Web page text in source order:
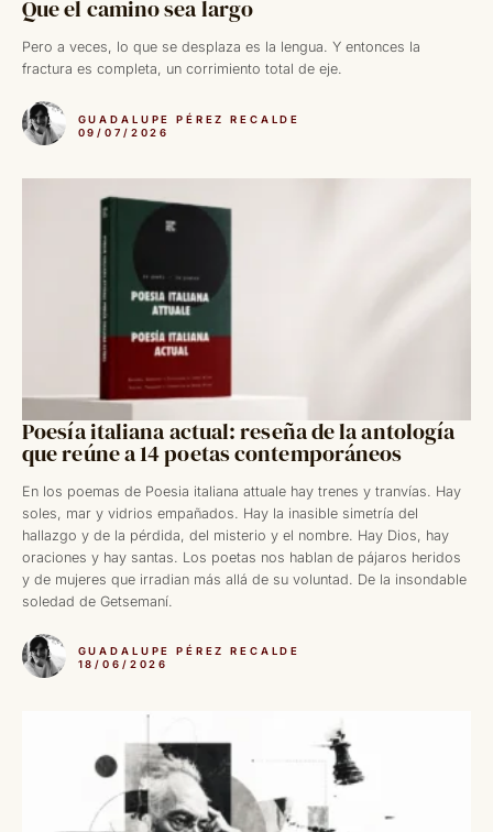
Que el camino sea largo
Pero a veces, lo que se desplaza es la lengua. Y entonces la
fractura es completa, un corrimiento total de eje.
GUADALUPE PÉREZ RECALDE
09/07/2026
Poesía italiana actual: reseña de la antología
que reúne a 14 poetas contemporáneos
En los poemas de Poesia italiana attuale hay trenes y tranvías. Hay
soles, mar y vidrios empañados. Hay la inasible simetría del
hallazgo y de la pérdida, del misterio y el nombre. Hay Dios, hay
oraciones y hay santas. Los poetas nos hablan de pájaros heridos
y de mujeres que irradian más allá de su voluntad. De la insondable
soledad de Getsemaní.
GUADALUPE PÉREZ RECALDE
18/06/2026